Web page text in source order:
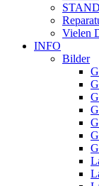
Vielen
INFO
Bilder